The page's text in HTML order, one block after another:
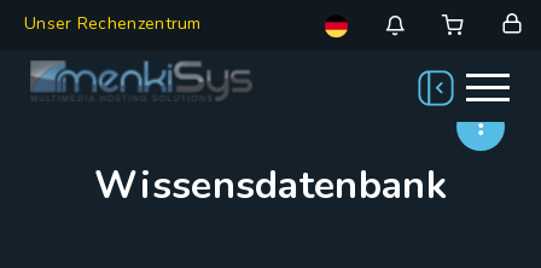
Unser Rechenzentrum
Wissensdatenbank